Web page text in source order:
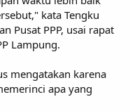
kata Tengku
Pusat PPP, usai rapat
Lampung.
mengatakan karena
apa yang